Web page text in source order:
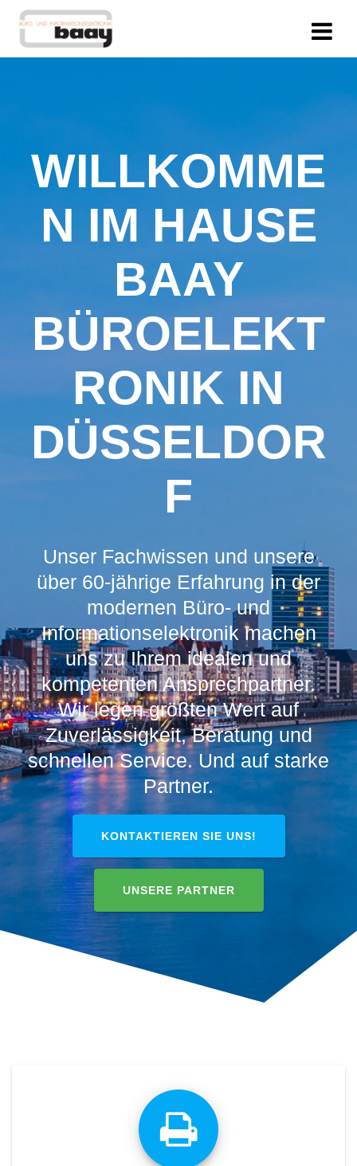
WILLKOMME
N IM HAUSE
BAAY
BÜROELEKT
RONIK IN
DÜSSELDOR
F
Unser Fachwissen und unsere
über 60-jährige Erfahrung in der
modernen Büro- und
Informationselektronik machen
uns zu Ihrem idealen und
kompetenten Ansprechpartner.
Wir legen größten Wert auf
Zuverlässigkeit, Beratung und
schnellen Service. Und auf starke
Partner.
KONTAKTIEREN SIE UNS!
UNSERE PARTNER